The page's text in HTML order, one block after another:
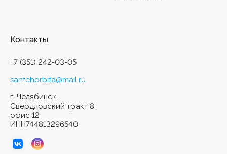
Контакты
+7 (351) 242-03-05
santehorbita@mail.ru
г. Челябинск,
Свердловский тракт 8,
офис 12
ИНН744813296540